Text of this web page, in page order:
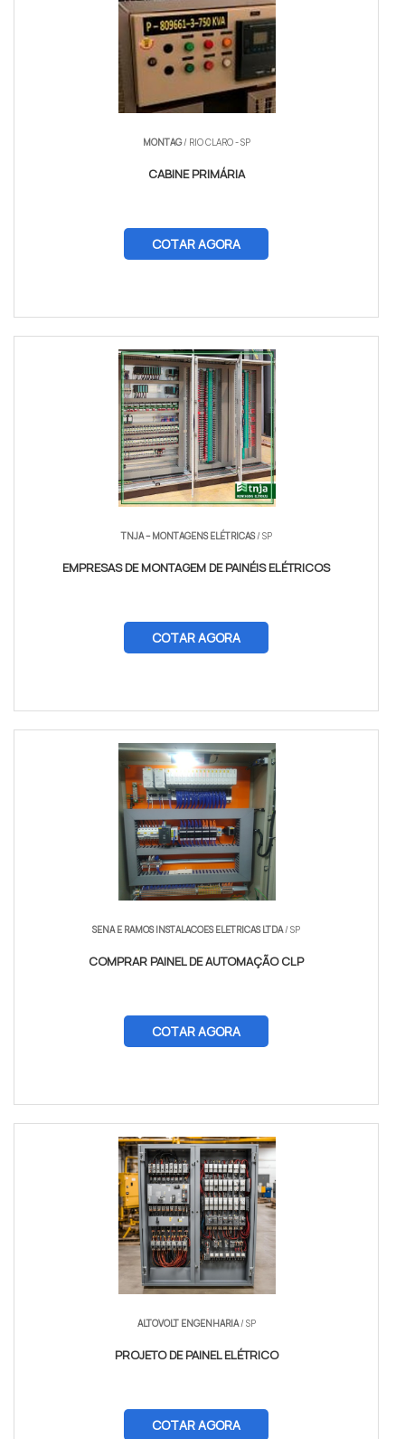
MONTAG/ RIO CLARO - SP
CABINE PRIMÁRIA
COTAR AGORA
TNJA – MONTAGENS ELÉTRICAS/ SP
EMPRESAS DE MONTAGEM DE PAINÉIS ELÉTRICOS
COTAR AGORA
SENA E RAMOS INSTALACOES ELETRICAS LTDA/ SP
COMPRAR PAINEL DE AUTOMAÇÃO CLP
COTAR AGORA
ALTOVOLT ENGENHARIA/ SP
PROJETO DE PAINEL ELÉTRICO
COTAR AGORA